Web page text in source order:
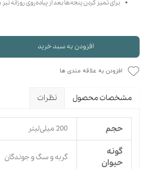
برای تمیز کردن پنجه‌ها بعد از پیاده‌روی روزانه
افزودن به سبد خرید
افزودن به علاقه مندی ها
مشخصات محصول نظرات
حجم 200 میلی‌لیتر
گونه
حیوان
گربه و سگ و جوندگان